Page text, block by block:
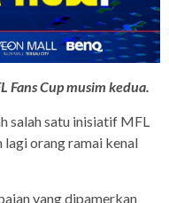
Fans Cup musim kedua.
salah satu inisiatif MFL
orang ramai kenal
yang dipamerkan